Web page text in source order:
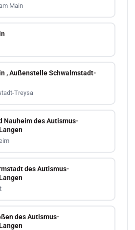
Main
, Außenstelle Schwalmstadt-
Treysa
Nauheim des Autismus-
des Autismus-
des Autismus-